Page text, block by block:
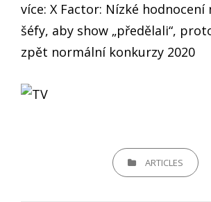
více: X Factor: Nízké
šéfy, aby show „předělali“,
zpět normální konkurzy 2020
CATEGORIESARTICLES